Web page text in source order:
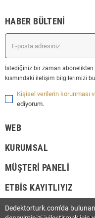
HABER BÜLTENI
İstediğiniz bir zaman
kısmındaki iletişim bilgilerimizi
Kişisel verilerin korunması
ediyorum.
WEB
KURUMSAL
MÜŞTERI PANELI
ETBİS KAYITLIYIZ
Dedektorturk.com'da